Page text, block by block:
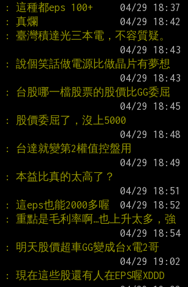
: 這種都eps 100+
: 真爛
: 臺灣積達光三本電，不容質疑。
: 說個笑話做電源比做晶片有夢想
: 台股哪一檔股票的股價比GG委屈
: 股價委屈了，沒上5000
: 台達就變第2權值控盤用
: 本益比真的太高了？
: 這eps也能2000多喔
: 重點是毛利率啊…也上升太多，強
: 明天股價超車GG變成台x電2哥
: 現在這些股還有人在EPS喔XDDD